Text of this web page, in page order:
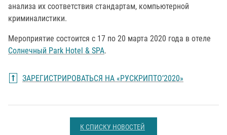
анализа их соответствия стандартам, компьютерной
криминалистики.
Мероприятие состоится с 17 по 20 марта 2020 года в отеле
Солнечный Park Hotel & SPA.
ЗАРЕГИСТРИРОВАТЬСЯ НА «РУСКРИПТО’2020»
К СПИСКУ НОВОСТЕЙ